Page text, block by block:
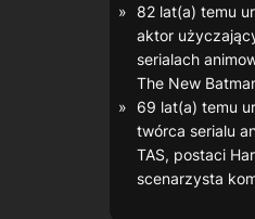
82 lat(a) temu
aktor
serialach
The New
69 lat(a) temu
twórca serialu
TAS, postaci
scenarzysta